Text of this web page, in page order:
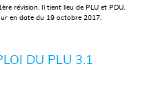
révision. Il tient lieu de PLU et PDU
en date du 19 octobre 2017.
DU PLU 3.1